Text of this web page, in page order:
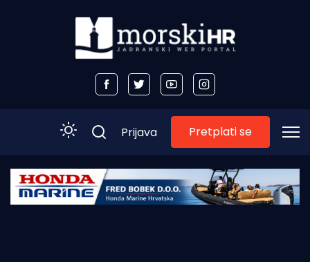
Početna
Prijava Pretplati se